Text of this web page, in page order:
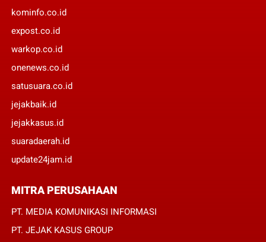
kominfo.co.id
expost.co.id
warkop.co.id
onenews.co.id
satusuara.co.id
jejakbaik.id
jejakkasus.id
suaradaerah.id
update24jam.id
MITRA PERUSAHAAN
PT. MEDIA KOMUNIKASI INFORMASI
PT. JEJAK KASUS GROUP